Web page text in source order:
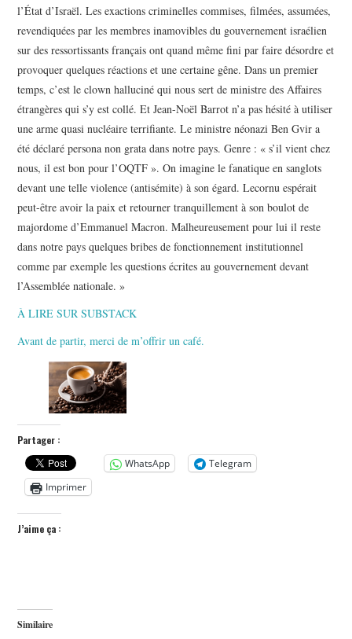
l’État d’Israël. Les exactions criminelles commises, filmées, assumées,
revendiquées par les membres inamovibles du gouvernement israélien
sur des ressortissants français ont quand même fini par faire désordre et
provoquer quelques réactions et une certaine gêne. Dans un premier
temps, c’est le clown halluciné qui nous sert de ministre des Affaires
étrangères qui s’y est collé. Et Jean-Noël Barrot n’a pas hésité à utiliser
une arme quasi nucléaire terrifiante. Le ministre néonazi Ben Gvir a
été déclaré persona non grata dans notre pays. Genre : « s’il vient chez
nous, il est bon pour l’OQTF ». On imagine le fanatique en sanglots
devant une telle violence (antisémite) à son égard. Lecornu espérait
peut-être avoir la paix et retourner tranquillement à son boulot de
majordome d’Emmanuel Macron. Malheureusement pour lui il reste
dans notre pays quelques bribes de fonctionnement institutionnel
comme par exemple les questions écrites au gouvernement devant
l’Assemblée nationale. »
À LIRE SUR SUBSTACK
Avant de partir, merci de m’offrir un café.
Partager :
WhatsApp
Telegram
Imprimer
J’aime ça :
Similaire